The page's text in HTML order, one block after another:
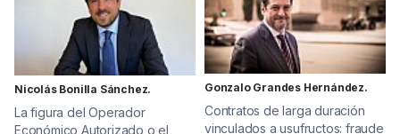
Nicolás Bonilla Sánchez.
La figura del Operador
Económico Autorizado o el
Gonzalo Grandes Hernández.
Contratos de larga duración
vinculados a usufructos: fraude